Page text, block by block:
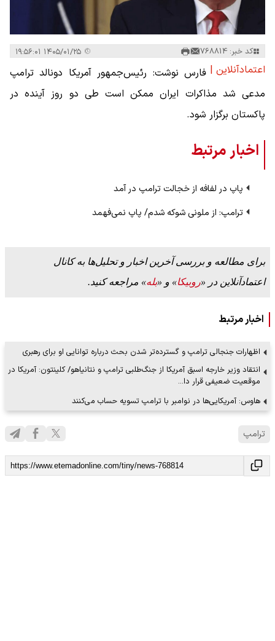
کد خبر: 768814
اعتمادآنلاین | فارس نوشت: رئیس‌جمهور آمریکا دونالد ترامپ
مدعی شد مذاکرات ایران ممکن است طی دو روز آینده در
پاکستان برگزار شود.‌
اخبار مرتبط
پاپ در لفافه از خجالت ترامپ در آمد
ترامپ: از ملونی شوکه شدم/ پاپ نمی‌فهمد
برای مطالعه و بررسی آخرین اخبار و تحلیل‌ها به کانال
اعتمادآنلاین در «روبیکا» و «بله» مراجعه کنید.
اخبار مرتبط
اظهارات جنجالی ترامپ و گسترده‌تر شدن بحث درباره توانایی او برای رهبری
انتقاد وزیر خارجه اسبق آمریکا از جنگ‌طلبی ترامپ و نتانیاهو/ کلینتون: آمریکا در
موقعیت ضعیفی قرار دا…
هاوس: آمریکایی‌ها در نوامبر با ترامپ تسویه حساب می‌کنند
ترامپ